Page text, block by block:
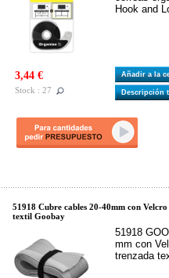
Hook and
3,44 €
Stock : 27
Añadir a la
Descripción
51918 Cubre cables 20-40mm con
textil Goobay
51918
mm con
trenzada